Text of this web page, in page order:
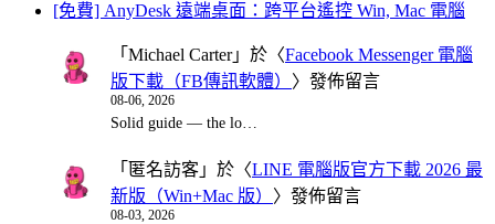
[免費] AnyDesk 遠端桌面：跨平台遙控 Win, Mac 電腦
「 Michael Carter」於〈Facebook Messenger 電腦
版下載（FB傳訊軟體） 〉發佈留言
08-06, 2026
Solid guide — the lo…
「 匿名訪客 」於〈LINE 電腦版官方下載 2026 最
新版（Win+Mac 版） 〉發佈留言
08-03, 2026